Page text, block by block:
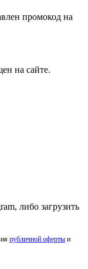
промокод на
на сайте.
либо загрузить
публичной оферты и